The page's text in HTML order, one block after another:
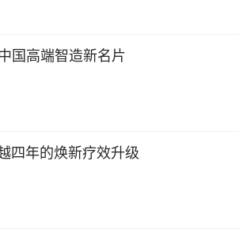
国高端智造新名片
四年的焕新疗效升级